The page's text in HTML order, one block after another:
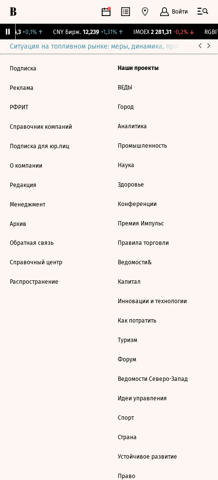
Войти
115,3 +0,1%↑ CNY Бирж. 12,239 +1,31%↑ IMOEX 2 281,31 -0,2%↓
Ситуация на топливном рынке: меры, динамика, прогнозы
Подписка
Реклама
РФРИТ
Справочник компаний
Подписка для юр.лиц
О компании
Редакция
Менеджмент
Архив
Обратная связь
Справочный центр
Распространение
Наши проекты
ВЕДЫ
Город
Аналитика
Промышленность
Наука
Здоровье
Конференции
Премия Импульс
Правила торговли
Ведомости&
Капитал
Инновации и технологии
Как потратить
Туризм
Форум
Ведомости Северо-Запад
Идеи управления
Спорт
Страна
Устойчивое развитие
Право